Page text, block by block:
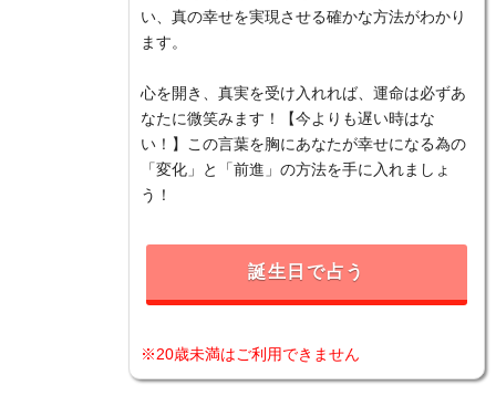
い、真の幸せを実現させる確かな方法がわかり
ます。
心を開き、真実を受け入れれば、運命は必ずあ
なたに微笑みます！【今よりも遅い時はな
い！】この言葉を胸にあなたが幸せになる為の
「変化」と「前進」の方法を手に入れましょ
う！
誕生日で占う
※20歳未満はご利用できません